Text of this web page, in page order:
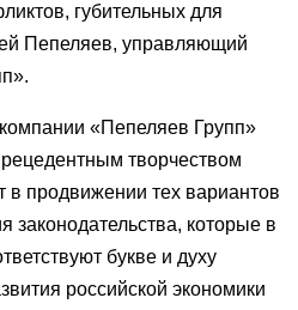
губительных для
Пепеляев, управляющий
«Пепеляев Групп»
творчеством
в продвижении тех вариантов
законодательства, которые в
букве и духу
российской экономики